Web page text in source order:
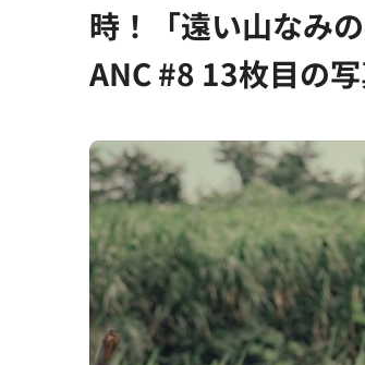
時！「遠い山なみ
ANC #8 13枚目の